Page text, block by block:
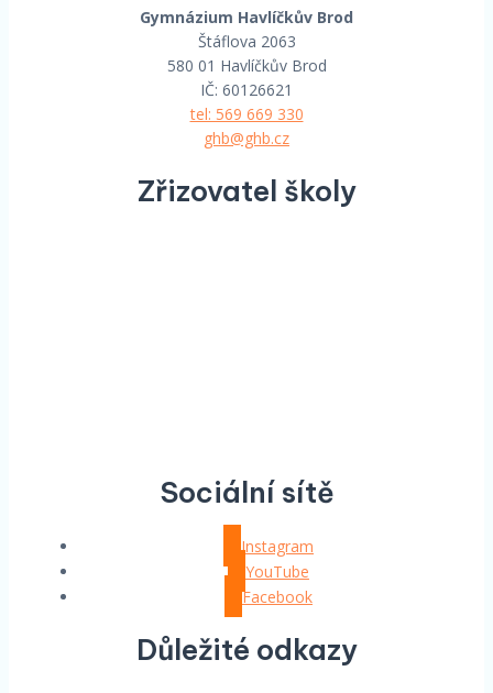
Gymnázium Havlíčkův Brod
Štáflova 2063
580 01 Havlíčkův Brod
IČ: 60126621
tel: 569 669 330
ghb@ghb.cz
Zřizovatel školy
Sociální sítě
Instagram
YouTube
Facebook
Důležité odkazy